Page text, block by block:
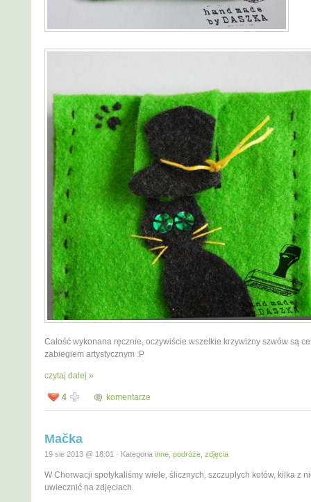
Całość wykonana ręcznie, oczywiście wszelkie krzywizny szwów są
zabiegiem artystycznym :P
czytaj dalej »
4 komentarze
Mačka
19 sie 2013 @ 18:01 · Kategoria inne podróże zdjęcia
W Chorwacji spotykaliśmy wiele, ślicznych, szczupłych kotów, kilka z
uwiecznić na zdjęciach.